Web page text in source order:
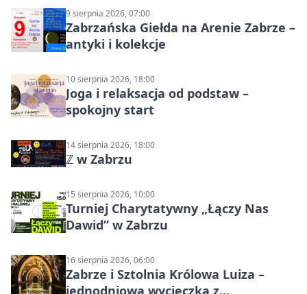
9 sierpnia 2026, 07:00
Zabrzańska Giełda na Arenie Zabrze –
antyki i kolekcje
10 sierpnia 2026, 18:00
Joga i relaksacja od podstaw –
spokojny start
14 sierpnia 2026, 18:00
ℤ w Zabrzu
15 sierpnia 2026, 10:00
Turniej Charytatywny „Łączy Nas
Dawid” w Zabrzu
16 sierpnia 2026, 06:00
Zabrze i Sztolnia Królowa Luiza –
jednodniowa wycieczka z